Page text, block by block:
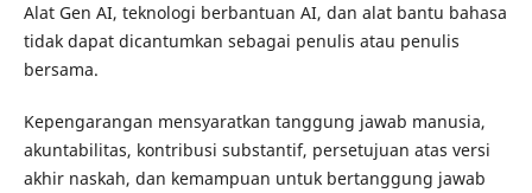
Alat Gen AI, teknologi berbantuan AI, dan alat bantu bahasa
tidak dapat dicantumkan sebagai penulis atau penulis
bersama.
Kepengarangan mensyaratkan tanggung jawab manusia,
akuntabilitas, kontribusi substantif, persetujuan atas versi
akhir naskah, dan kemampuan untuk bertanggung jawab